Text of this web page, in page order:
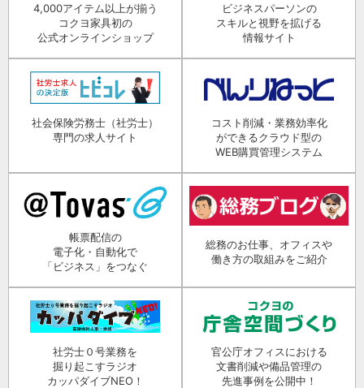
4,000アイテム以上が揃う
コクヨ家具初の
公式オンラインショップ
ビジネスパーソンの
スキルと視野を拡げる
情報サイト
社会保険労務士（社労士）
専門の求人サイト
コスト削減・業務効率化
ができるクラウド型の
WEB購買管理システム
帳票配信の
電子化・自動化で
「ビジネス」をつなぐ
総務のお仕事、オフィスや
働き方の取組みをご紹介
社労士０号業務を
掘り起こすラジオ
カッパダイブNEO！
官公庁オフィスにおける
文書削減や備品管理の
先進事例を公開中！